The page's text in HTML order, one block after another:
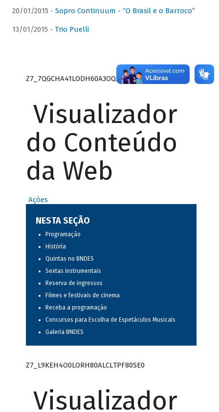
20/01/2015 - Sopro Continuum - “O Brasil e o Barroco”
13/01/2015 - Trio Puelli
Z7_7QGCHA41LODH60A3OQA8RN1415
Visualizador
do Conteúdo
da Web
Ações
NESTA SEÇÃO
Programação
História
Quintas no BNDES
Sextas instrumentais
Reserva de ingressos
Filmes e festivais de cinema
Receba a programação
Concursos para Escolha de Espetáculos Musicais
Galeria BNDES
Z7_L9KEH4O0LORH80ALCLTPF80SE0
Visualizador